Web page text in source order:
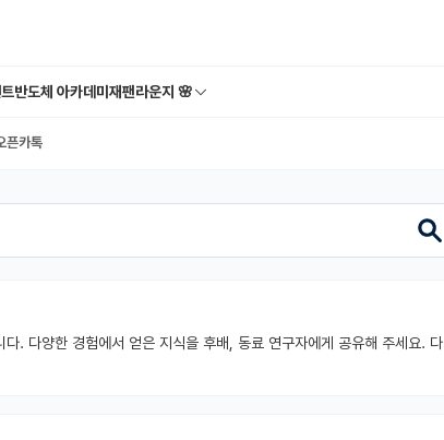
반도체 아카데미 재팬라운지 🌸
픈카톡
. 다양한 경험에서 얻은 지식을 후배, 동료 연구자에게 공유해 주세요. 다